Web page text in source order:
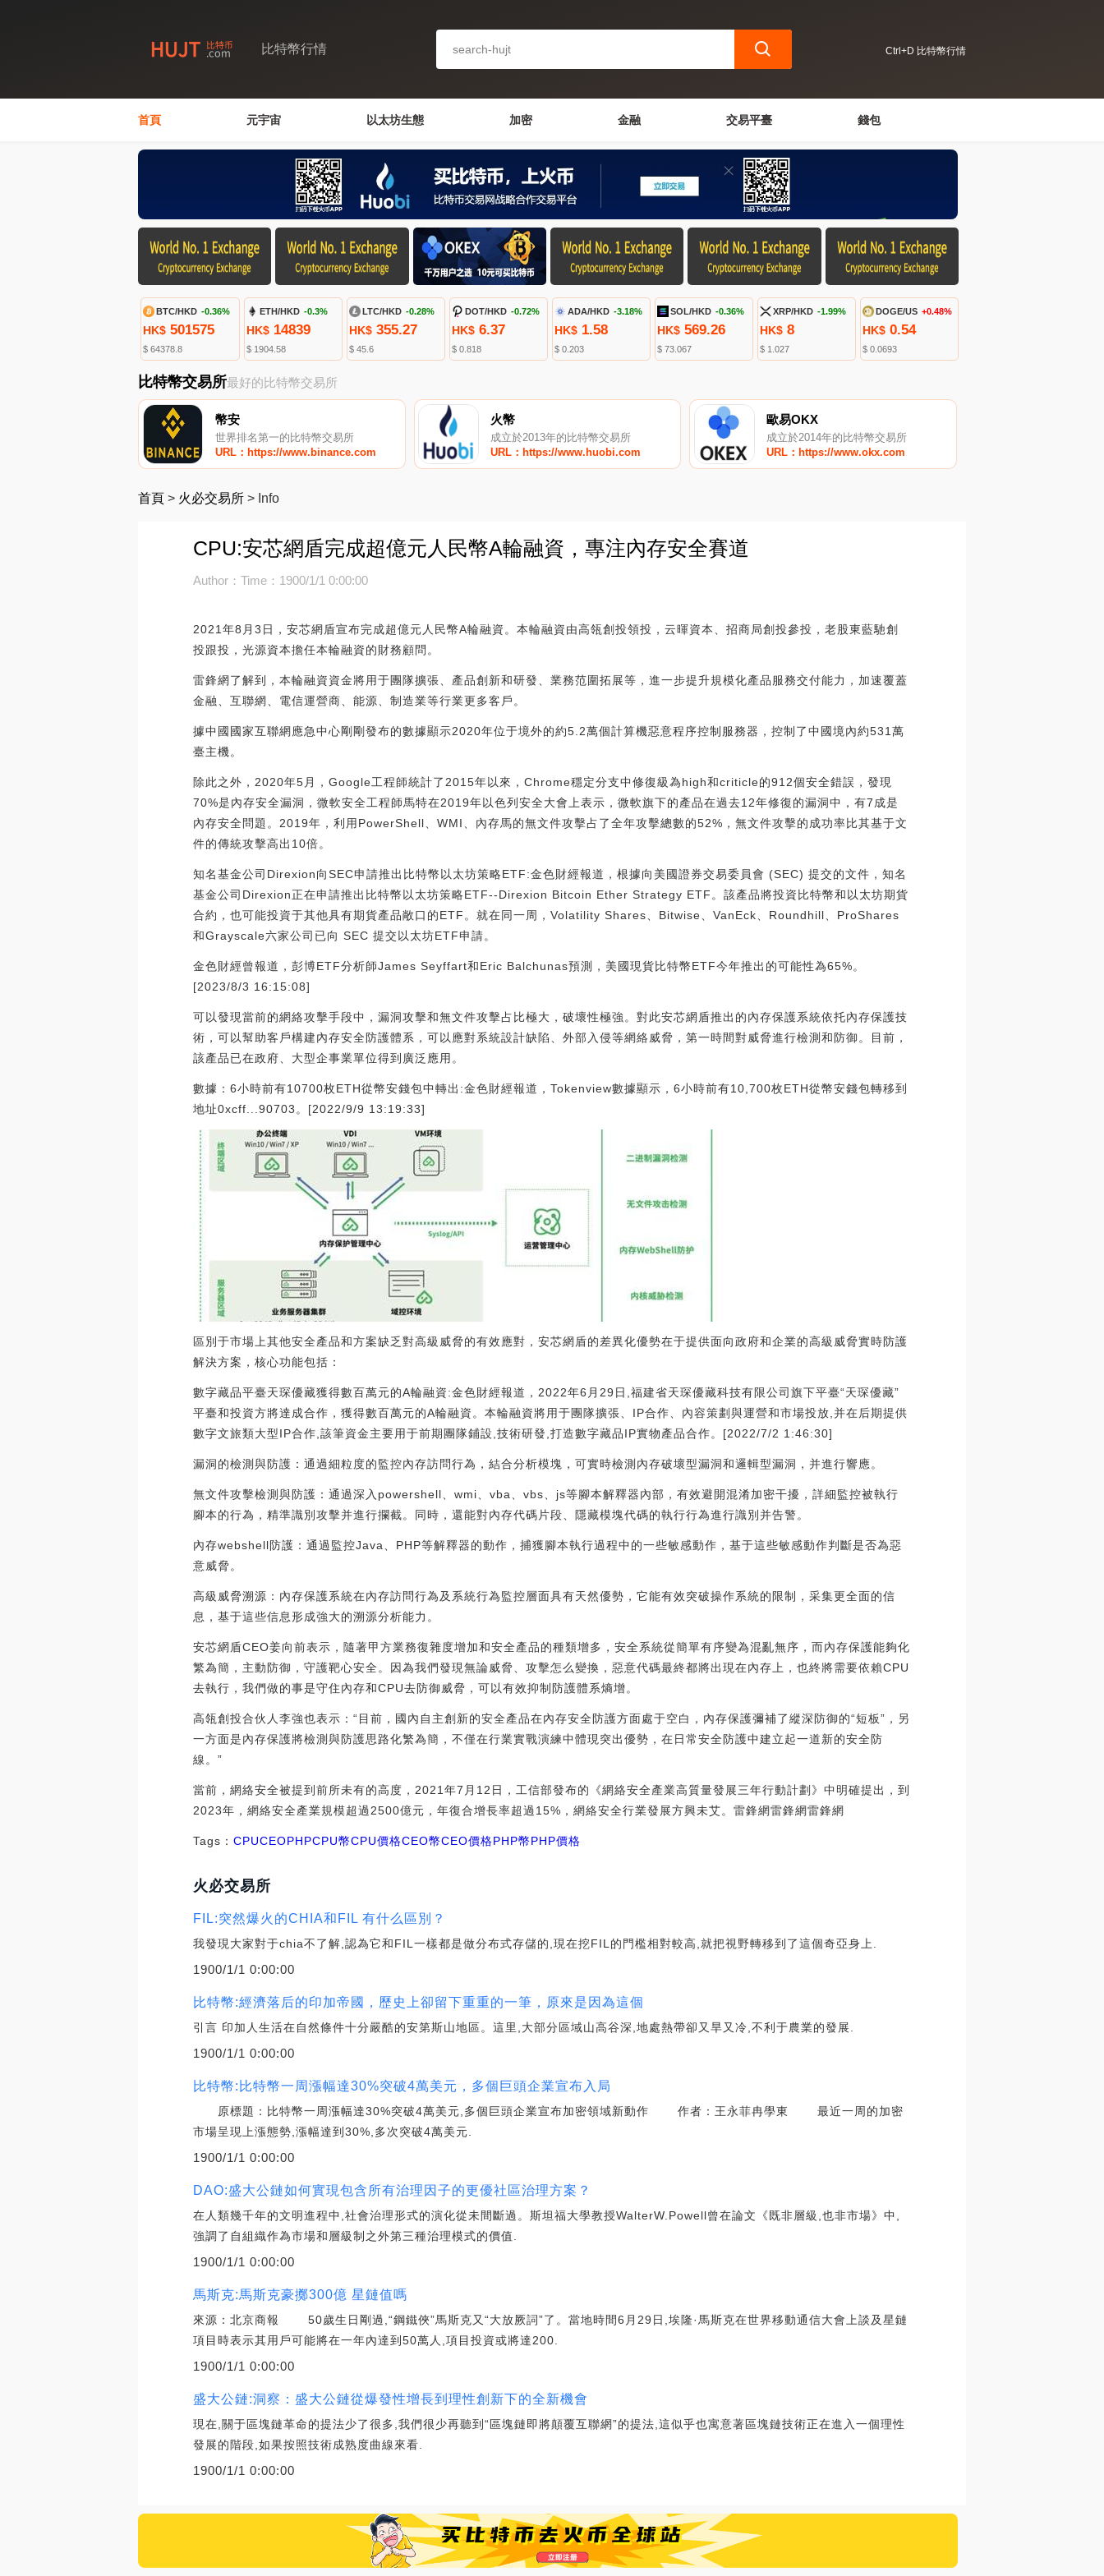
比特幣行情 Ctrl+D 比特幣行情
首頁 元宇宙 以太坊生態 加密 金融 交易平臺 錢包
BTC/HKD -0.36%
HK$ 501575
$ 64378.8
ETH/HKD -0.3%
HK$14839
$ 1904.58
LTC/HKD -0.28%
HK$355.27
$ 45.6
DOT/HKD -0.72%
HK$6.37
$ 0.818
ADA/HKD -3.18%
HK$1.58
$ 0.203
SOL/HKD -0.36%
HK$ 569.26
$ 73.067
XRP/HKD -1.99%
HK$ 8
$ 1.027
DOGE/US +0.48%
HK$ 0.54
$ 0.0693
比特幣交易所最好的比特幣交易所
幣安
世界排名第一的比特幣交易所
URL：https://www.binance.com
火幣
成立於2013年的比特幣交易所
URL：https://www.huobi.com
歐易OKX
成立於2014年的比特幣交易所
URL：https://www.okx.com
首頁 > 火必交易所 > Info
CPU:安芯網盾完成超億元人民幣A輪融資，專注內存安全賽道
Author：Time：1900/1/1 0:00:00
2021年8月3日，安芯網盾宣布完成超億元人民幣A輪融資。本輪融資由高瓴創投領投，云暉資本、招商局創投參投，老股東藍馳創
投跟投，光源資本擔任本輪融資的財務顧問。
雷鋒網了解到，本輪融資資金將用于團隊擴張、產品創新和研發、業務范圍拓展等，進一步提升規模化產品服務交付能力，加速覆蓋
金融、互聯網、電信運營商、能源、制造業等行業更多客戶。
據中國國家互聯網應急中心剛剛發布的數據顯示2020年位于境外的約5.2萬個計算機惡意程序控制服務器，控制了中國境內約531萬
臺主機。
除此之外，2020年5月，Google工程師統計了2015年以來，Chrome穩定分支中修復級為high和criticle的912個安全錯誤，發現
70%是內存安全漏洞，微軟安全工程師馬特在2019年以色列安全大會上表示，微軟旗下的產品在過去12年修復的漏洞中，有7成是
內存安全問題。2019年，利用PowerShell、WMI、內存馬的無文件攻擊占了全年攻擊總數的52%，無文件攻擊的成功率比其基于文
件的傳統攻擊高出10倍。
知名基金公司Direxion向SEC申請推出比特幣以太坊策略ETF:金色財經報道，根據向美國證券交易委員會 (SEC) 提交的文件，知名
基金公司Direxion正在申請推出比特幣以太坊策略ETF--Direxion Bitcoin Ether Strategy ETF。該產品將投資比特幣和以太坊期貨
合約，也可能投資于其他具有期貨產品敞口的ETF。就在同一周，Volatility Shares、Bitwise、VanEck、Roundhill、ProShares
和Grayscale六家公司已向 SEC 提交以太坊ETF申請。
金色財經曾報道，彭博ETF分析師James Seyffart和Eric Balchunas預測，美國現貨比特幣ETF今年推出的可能性為65%。
[2023/8/3 16:15:08]
可以發現當前的網絡攻擊手段中，漏洞攻擊和無文件攻擊占比極大，破壞性極強。對此安芯網盾推出的內存保護系統依托內存保護技
術，可以幫助客戶構建內存安全防護體系，可以應對系統設計缺陷、外部入侵等網絡威脅，第一時間對威脅進行檢測和防御。目前，
該產品已在政府、大型企事業單位得到廣泛應用。
數據：6小時前有10700枚ETH從幣安錢包中轉出:金色財經報道，Tokenview數據顯示，6小時前有10,700枚ETH從幣安錢包轉移到
地址0xcff...90703。[2022/9/9 13:19:33]
區別于市場上其他安全產品和方案缺乏對高級威脅的有效應對，安芯網盾的差異化優勢在于提供面向政府和企業的高級威脅實時防護
解決方案，核心功能包括：
數字藏品平臺天琛優藏獲得數百萬元的A輪融資:金色財經報道，2022年6月29日,福建省天琛優藏科技有限公司旗下平臺“天琛優藏”
平臺和投資方將達成合作，獲得數百萬元的A輪融資。本輪融資將用于團隊擴張、IP合作、內容策劃與運營和市場投放,并在后期提供
數字文旅類大型IP合作,該筆資金主要用于前期團隊鋪設,技術研發,打造數字藏品IP實物產品合作。[2022/7/2 1:46:30]
漏洞的檢測與防護：通過細粒度的監控內存訪問行為，結合分析模塊，可實時檢測內存破壞型漏洞和邏輯型漏洞，并進行響應。
無文件攻擊檢測與防護：通過深入powershell、wmi、vba、vbs、js等腳本解釋器內部，有效避開混淆加密干擾，詳細監控被執行
腳本的行為，精準識別攻擊并進行攔截。同時，還能對內存代碼片段、隱藏模塊代碼的執行行為進行識別并告警。
內存webshell防護：通過監控Java、PHP等解釋器的動作，捕獲腳本執行過程中的一些敏感動作，基于這些敏感動作判斷是否為惡
意威脅。
高級威脅溯源：內存保護系統在內存訪問行為及系統行為監控層面具有天然優勢，它能有效突破操作系統的限制，采集更全面的信
息，基于這些信息形成強大的溯源分析能力。
安芯網盾CEO姜向前表示，隨著甲方業務復雜度增加和安全產品的種類增多，安全系統從簡單有序變為混亂無序，而內存保護能夠化
繁為簡，主動防御，守護靶心安全。因為我們發現無論威脅、攻擊怎么變換，惡意代碼最終都將出現在內存上，也終將需要依賴CPU
去執行，我們做的事是守住內存和CPU去防御威脅，可以有效抑制防護體系熵增。
高瓴創投合伙人李強也表示：“目前，國內自主創新的安全產品在內存安全防護方面處于空白，內存保護彌補了縱深防御的“短板”，另
一方面是內存保護將檢測與防護思路化繁為簡，不僅在行業實戰演練中體現突出優勢，在日常安全防護中建立起一道新的安全防
線。”
當前，網絡安全被提到前所未有的高度，2021年7月12日，工信部發布的《網絡安全產業高質量發展三年行動計劃》中明確提出，到
2023年，網絡安全產業規模超過2500億元，年復合增長率超過15%，網絡安全行業發展方興未艾。雷鋒網雷鋒網雷鋒網
Tags：CPUCEOPHPCPU幣CPU價格CEO幣CEO價格PHP幣PHP價格
火必交易所
FIL:突然爆火的CHIA和FIL 有什么區別？
我發現大家對于chia不了解,認為它和FIL一樣都是做分布式存儲的,現在挖FIL的門檻相對較高,就把視野轉移到了這個奇亞身上.
1900/1/1 0:00:00
比特幣:經濟落后的印加帝國，歷史上卻留下重重的一筆，原來是因為這個
引言 印加人生活在自然條件十分嚴酷的安第斯山地區。這里,大部分區域山高谷深,地處熱帶卻又旱又冷,不利于農業的發展.
1900/1/1 0:00:00
比特幣:比特幣一周漲幅達30%突破4萬美元，多個巨頭企業宣布入局
原標題：比特幣一周漲幅達30%突破4萬美元,多個巨頭企業宣布加密領域新動作 作者：王永菲冉學東 最近一周的加密
市場呈現上漲態勢,漲幅達到30%,多次突破4萬美元.
1900/1/1 0:00:00
DAO:盛大公鏈如何實現包含所有治理因子的更優社區治理方案？
在人類幾千年的文明進程中,社會治理形式的演化從未間斷過。斯坦福大學教授WalterW.Powell曾在論文《既非層級,也非市場》中,
強調了自組織作為市場和層級制之外第三種治理模式的價值.
1900/1/1 0:00:00
馬斯克:馬斯克豪擲300億 星鏈值嗎
來源：北京商報 50歲生日剛過,“鋼鐵俠”馬斯克又“大放厥詞”了。當地時間6月29日,埃隆·馬斯克在世界移動通信大會上談及星鏈
項目時表示其用戶可能將在一年內達到50萬人,項目投資或將達200.
1900/1/1 0:00:00
盛大公鏈:洞察：盛大公鏈從爆發性增長到理性創新下的全新機會
現在,關于區塊鏈革命的提法少了很多,我們很少再聽到“區塊鏈即將顛覆互聯網”的提法,這似乎也寓意著區塊鏈技術正在進入一個理性
發展的階段,如果按照技術成熟度曲線來看.
1900/1/1 0:00:00